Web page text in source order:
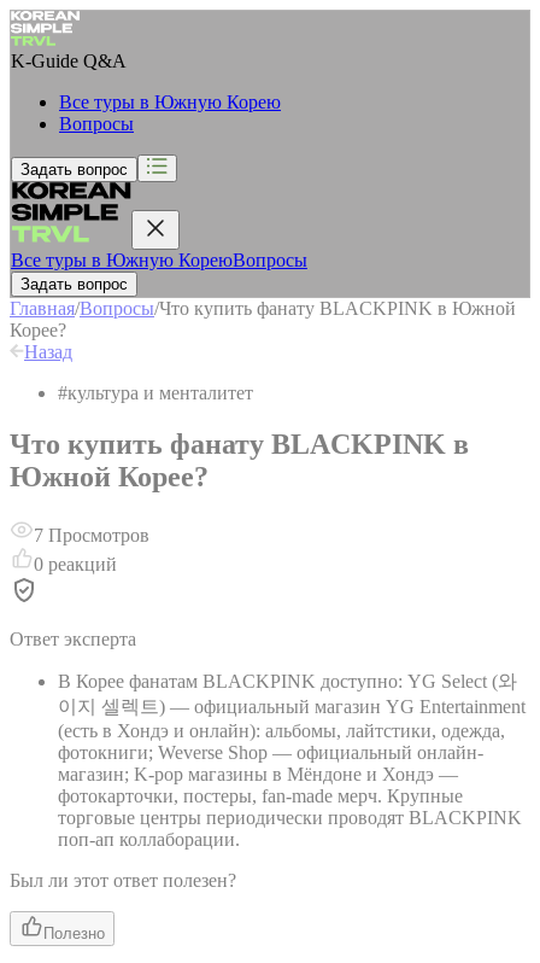
K-Guide Q&A
Все туры в Южную Корею
Вопросы
Задать вопрос
Все туры в Южную КореюВопросы
Задать вопрос
Главная/Вопросы/Что купить фанату BLACKPINK в Южной
Корее?
Назад
#культура и менталитет
Что купить фанату BLACKPINK в
Южной Корее?
7 Просмотров
0 реакций
Ответ эксперта
В Корее фанатам BLACKPINK доступно: YG Select (와
이지 셀렉트) — официальный магазин YG Entertainment
(есть в Хондэ и онлайн): альбомы, лайтстики, одежда,
фотокниги; Weverse Shop — официальный онлайн-
магазин; K-pop магазины в Мёндоне и Хондэ —
фотокарточки, постеры, fan-made мерч. Крупные
торговые центры периодически проводят BLACKPINK
поп-ап коллаборации.
Был ли этот ответ полезен?
Полезно